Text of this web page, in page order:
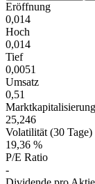
Eröffnung
0,014
Hoch
0,014
Tief
0,0051
Umsatz
0,51
25,246
Volatilität (30 Tage)
19,36 %
P/E Ratio
-